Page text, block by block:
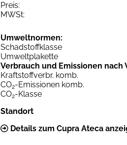
Preis:
MWSt:
Umweltnormen:
Schadstoffklasse
Umweltplakette
Verbrauch und Emissionen nach
Kraftstoffverbr. komb.
CO2-Emissionen komb.
CO2-Klasse
Standort
Details zum Cupra Ateca